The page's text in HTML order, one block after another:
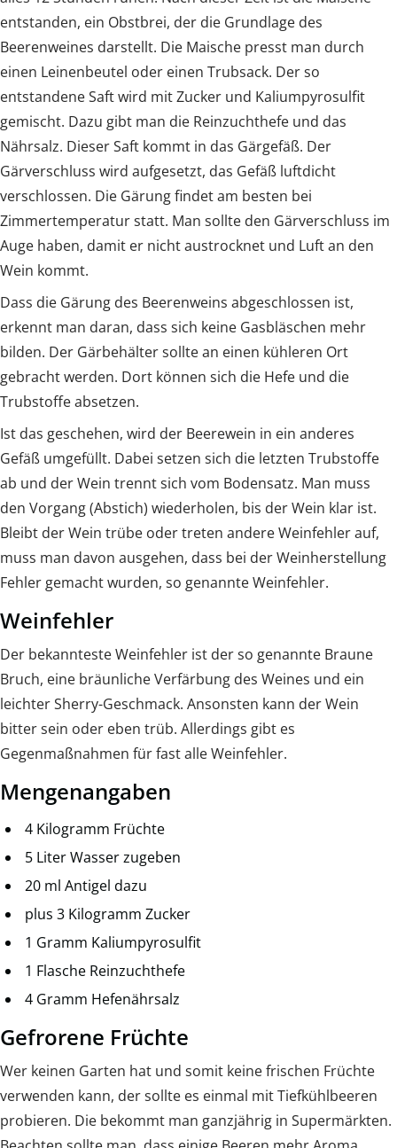
entstanden, ein Obstbrei, der die Grundlage des
Beerenweines darstellt. Die Maische presst man durch
einen Leinenbeutel oder einen Trubsack. Der so
entstandene Saft wird mit Zucker und Kaliumpyrosulfit
gemischt. Dazu gibt man die Reinzuchthefe und das
Nährsalz. Dieser Saft kommt in das Gärgefäß. Der
Gärverschluss wird aufgesetzt, das Gefäß luftdicht
verschlossen. Die Gärung findet am besten bei
Zimmertemperatur statt. Man sollte den Gärverschluss im
Auge haben, damit er nicht austrocknet und Luft an den
Wein kommt.
Dass die Gärung des Beerenweins abgeschlossen ist,
erkennt man daran, dass sich keine Gasbläschen mehr
bilden. Der Gärbehälter sollte an einen kühleren Ort
gebracht werden. Dort können sich die Hefe und die
Trubstoffe absetzen.
Ist das geschehen, wird der Beerewein in ein anderes
Gefäß umgefüllt. Dabei setzen sich die letzten Trubstoffe
ab und der Wein trennt sich vom Bodensatz. Man muss
den Vorgang (Abstich) wiederholen, bis der Wein klar ist.
Bleibt der Wein trübe oder treten andere Weinfehler auf,
muss man davon ausgehen, dass bei der Weinherstellung
Fehler gemacht wurden, so genannte Weinfehler.
Weinfehler
Der bekannteste Weinfehler ist der so genannte Braune
Bruch, eine bräunliche Verfärbung des Weines und ein
leichter Sherry-Geschmack. Ansonsten kann der Wein
bitter sein oder eben trüb. Allerdings gibt es
Gegenmaßnahmen für fast alle Weinfehler.
Mengenangaben
4 Kilogramm Früchte
5 Liter Wasser zugeben
20 ml Antigel dazu
plus 3 Kilogramm Zucker
1 Gramm Kaliumpyrosulfit
1 Flasche Reinzuchthefe
4 Gramm Hefenährsalz
Gefrorene Früchte
Wer keinen Garten hat und somit keine frischen Früchte
verwenden kann, der sollte es einmal mit Tiefkühlbeeren
probieren. Die bekommt man ganzjährig in Supermärkten.